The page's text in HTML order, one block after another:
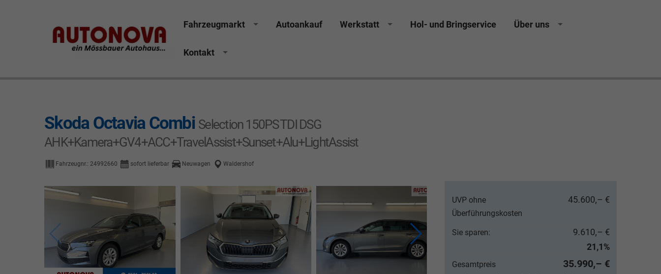
Skoda Octavia Bayreuth Nützel Mössbauer Autonova Brucker Räthel MGS Autohaus günstig Finanzierung Leasing Neuwagen Gebrauchtwagen Jahreswagen
Fahrzeugmarkt Autoankauf Werkstatt Hol- und Bringservice Über uns
Kontakt
Skoda Octavia Combi Selection 150PS TDI DSG
AHK+Kamera+GV4+ACC+TravelAssist+Sunset+Alu+LightAssist
Fahrzeugnr.: 24992660 sofort lieferbar Neuwagen Waldershof
UVP ohne
Überführungskosten
45.600,– €
Sie sparen:
9.610,– €
21,1%
Gesamtpreis 35.990,– €